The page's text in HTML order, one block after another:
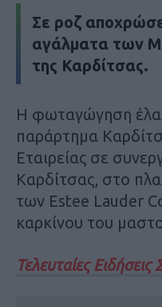
Σε ροζ
αγάλματα των
της Καρδίτσας.
Η φωταγώγηση
παράρτημα
Εταιρείας σε
Καρδίτσας, στο
των Estee Lauder
καρκίνου του
Τελευταίες Ειδήσεις